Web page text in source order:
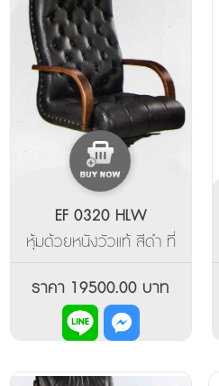
EF 0320 HLW
หุ้มด้วยหนังวัวแท้ สีดำ ที่
โอ๊ครองรับน้ำหนักได้ดี (In
Stock)
ราคา 19500.00 บาท